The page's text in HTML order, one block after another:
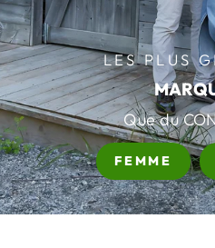
LES PLUS
Que du
FEMME